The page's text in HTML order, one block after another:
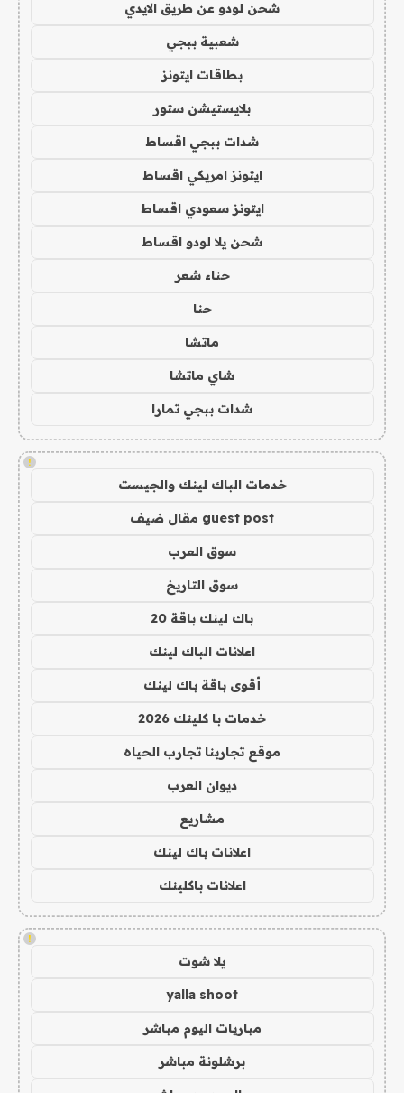
شحن لودو عن طريق الايدي
شعبية ببجي
بطاقات ايتونز
بلايستيشن ستور
شدات ببجي اقساط
ايتونز امريكي اقساط
ايتونز سعودي اقساط
شحن يلا لودو اقساط
حناء شعر
حنا
ماتشا
شاي ماتشا
شدات ببجي تمارا
!
خدمات الباك لينك والجيست
guest post مقال ضيف
سوق العرب
سوق التاريخ
باك لينك باقة 20
اعلانات الباك لينك
أقوى باقة باك لينك
خدمات با كلينك 2026
موقع تجاربنا تجارب الحياه
ديوان العرب
مشاريع
اعلانات باك لينك
اعلانات باكلينك
!
يلا شوت
yalla shoot
مباريات اليوم مباشر
برشلونة مباشر